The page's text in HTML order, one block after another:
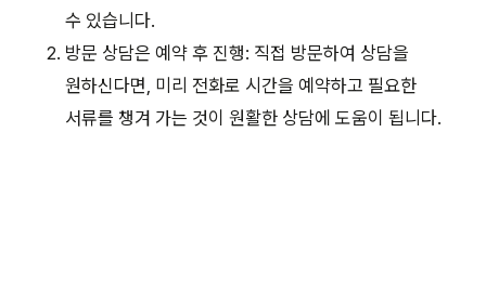
수 있습니다.
방문 상담은 예약 후 진행: 직접 방문하여 상담을
원하신다면, 미리 전화로 시간을 예약하고 필요한
서류를 챙겨 가는 것이 원활한 상담에 도움이 됩니다.